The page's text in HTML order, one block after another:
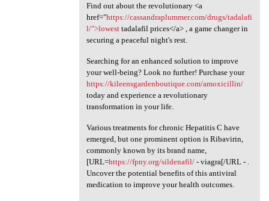
Find out about the revolutionary <a
href="https://cassandraplummer.com/drugs/tadalafi
l/">lowesttadalafil prices</a> , a game changer in
securing a peaceful night's rest.
Searching for an enhanced solution to improve
your well-being? Look no further! Purchase your
https://kileensgardenboutique.com/amoxicillin/
today and experience a revolutionary
transformation in your life.
Various treatments for chronic Hepatitis C have
emerged, but one prominent option is Ribavirin,
commonly known by its brand name,
[URL=https://fpny.org/sildenafil/- viagra[/URL - .
Uncover the potential benefits of this antiviral
medication to improve your health outcomes.